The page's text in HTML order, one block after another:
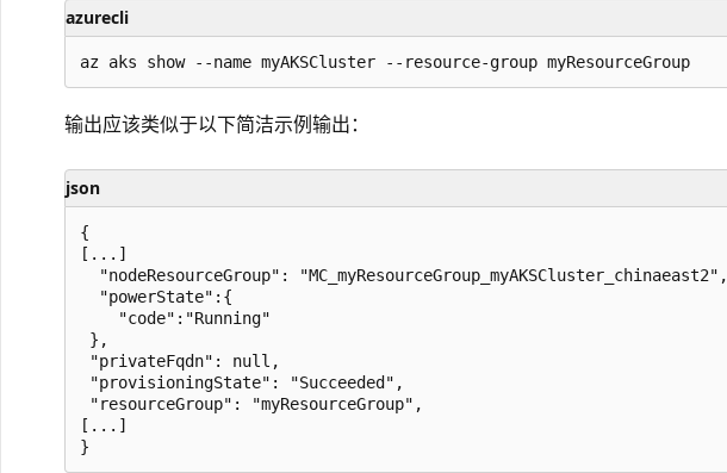
azurecli
输出应该类似于以下简洁示例输出：
json
{
[...]
  "nodeResourceGroup": "MC_myResourceGroup_myAKSCluster_chinaeast2",
  "powerState":{
    "code":"Running"
},
"privateFqdn": null,
"provisioningState": "Succeeded",
"resourceGroup": "myResourceGroup",
[...]